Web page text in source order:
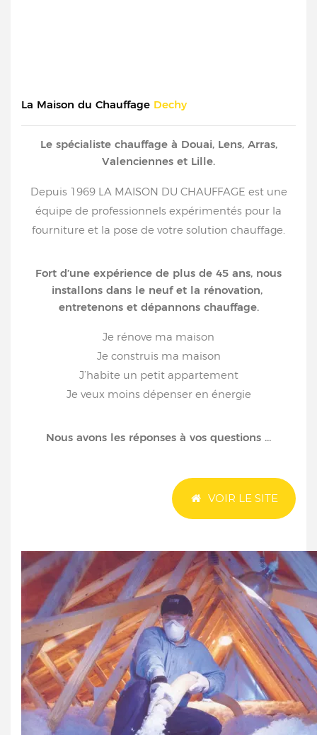
La Maison du Chauffage Dechy
Le spécialiste chauffage à Douai, Lens, Arras,
Valenciennes et Lille.
Depuis 1969 LA MAISON DU CHAUFFAGE est une
équipe de professionnels expérimentés pour la
fourniture et la pose de votre solution chauffage.
Fort d’une expérience de plus de 45 ans, nous
installons dans le neuf et la rénovation,
entretenons et dépannons chauffage.
Je rénove ma maison
Je construis ma maison
J’habite un petit appartement
Je veux moins dépenser en énergie
Nous avons les réponses à vos questions …
VOIR LE SITE